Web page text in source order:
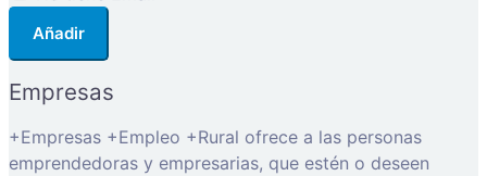
Añadir
Empresas
+Empresas +Empleo +Rural ofrece a las personas
emprendedoras y empresarias, que estén o deseen